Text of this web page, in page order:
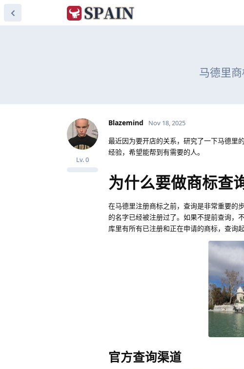
马德里
Blazemind
Lv.0
Nov 18, 2025
最近因为要开店的关系，研究了一下马德里
经验，希望能帮到有需要的人。
为什么要做商标查
在马德里注册商标之前，查询是非常重要的
的名字已经被注册过了。如果不提前查询，
库里有所有已注册和正在申请的商标，查询
官方查询渠道